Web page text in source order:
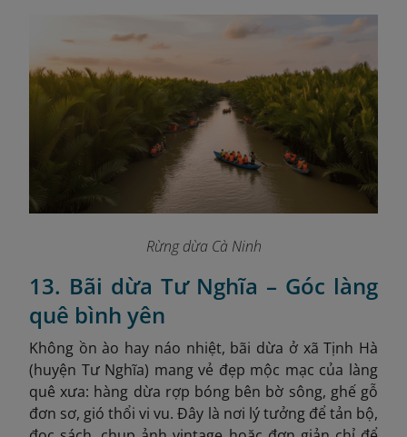
Rừng dừa Cà Ninh
13. Bãi dừa Tư Nghĩa – Góc làng
quê bình yên
Không ồn ào hay náo nhiệt, bãi dừa ở xã Tịnh Hà
(huyện Tư Nghĩa) mang vẻ đẹp mộc mạc của làng
quê xưa: hàng dừa rợp bóng bên bờ sông, ghế gỗ
đơn sơ, gió thổi vi vu. Đây là nơi lý tưởng để tản bộ,